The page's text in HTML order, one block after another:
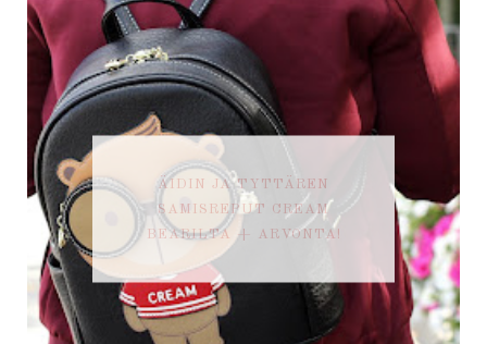
ÄIDIN JA TYTTÄREN
SAMISREPUT CREAM
BEARILTA + ARVONTA!